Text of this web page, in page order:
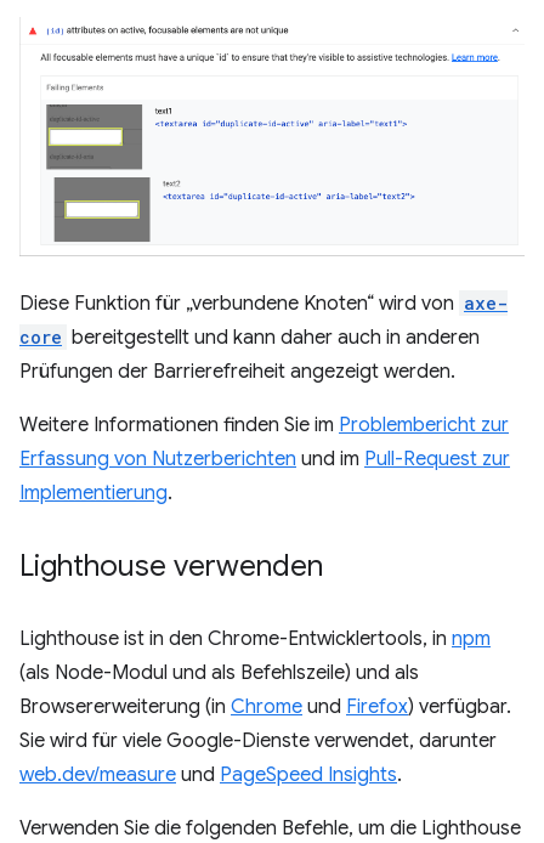
Diese Funktion für „verbundene Knoten“ wird von axe-
core bereitgestellt und kann daher auch in anderen
Prüfungen der Barrierefreiheit angezeigt werden.
Weitere Informationen finden Sie im Problembericht zur
Erfassung von Nutzerberichten und im Pull-Request zur
Implementierung.
Lighthouse verwenden
Lighthouse ist in den Chrome-Entwicklertools, in npm
(als Node-Modul und als Befehlszeile) und als
Browsererweiterung (in Chrome und Firefox) verfügbar.
Sie wird für viele Google-Dienste verwendet, darunter
web.dev/measure und PageSpeed Insights.
Verwenden Sie die folgenden Befehle, um die Lighthouse